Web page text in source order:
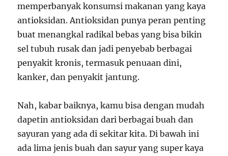
memperbanyak konsumsi makanan yang kaya
antioksidan. Antioksidan punya peran penting
buat menangkal radikal bebas yang bisa bikin
sel tubuh rusak dan jadi penyebab berbagai
penyakit kronis, termasuk penuaan dini,
kanker, dan penyakit jantung.
Nah, kabar baiknya, kamu bisa dengan mudah
dapetin antioksidan dari berbagai buah dan
sayuran yang ada di sekitar kita. Di bawah ini
ada lima jenis buah dan sayur yang super kaya